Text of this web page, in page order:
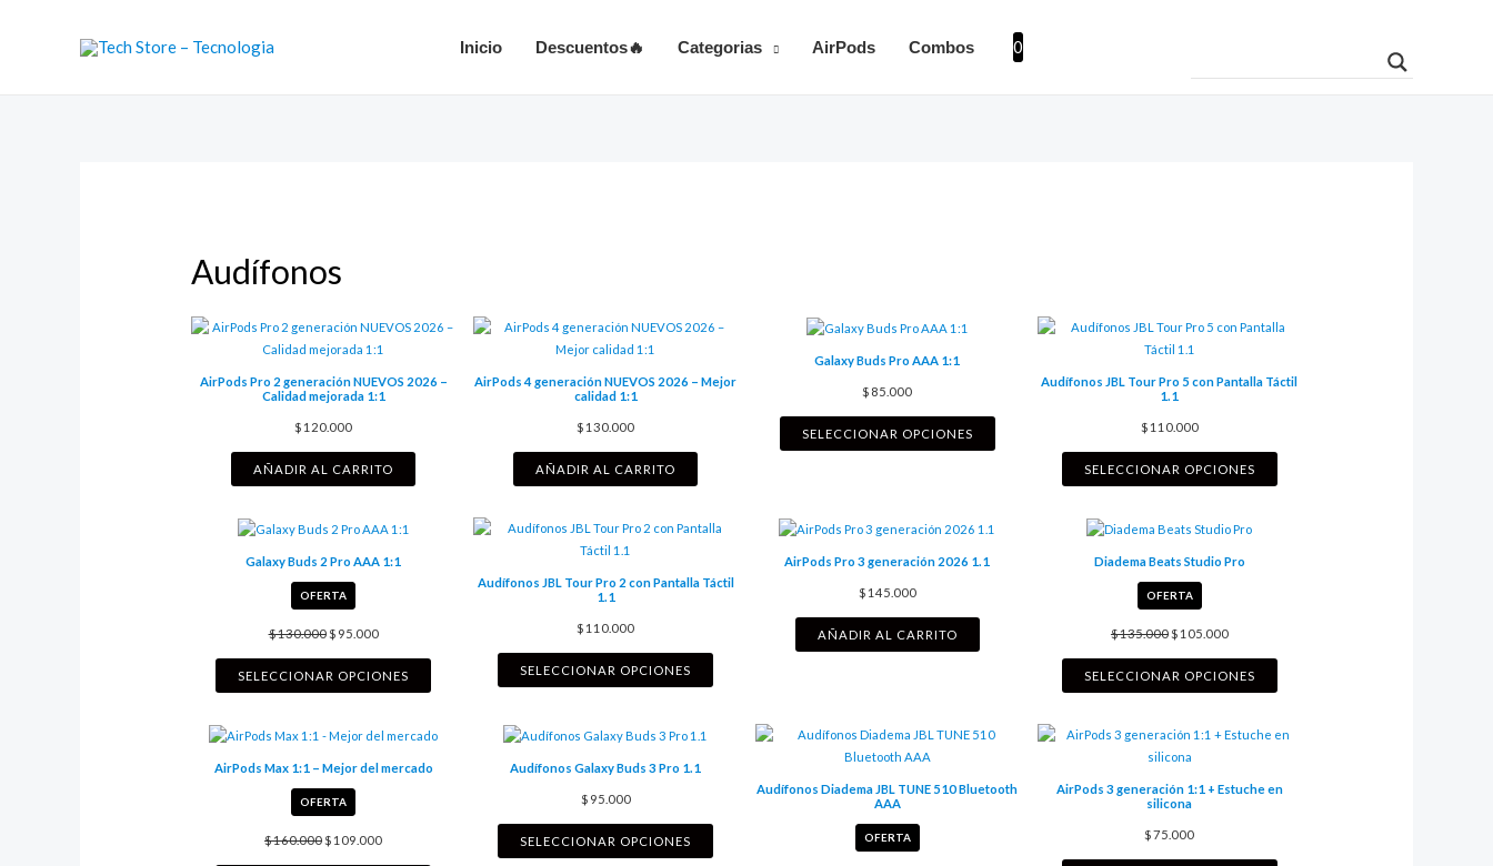
Inicio Descuentos🔥 Categorias AirPods Combos 0
Audífonos
AirPods Pro 2 generación NUEVOS 2026 –
Calidad mejorada 1:1
$ 120.000
AÑADIR AL CARRITO
AirPods 4 generación NUEVOS 2026 – Mejor
calidad 1:1
$ 130.000
AÑADIR AL CARRITO
Galaxy Buds Pro AAA 1:1
$ 85.000
SELECCIONAR OPCIONES
Audífonos JBL Tour Pro 5 con Pantalla Táctil
1.1
$110.000
SELECCIONAR OPCIONES
Galaxy Buds 2 Pro AAA 1:1
OFERTA
$130.000$95.000
SELECCIONAR OPCIONES
Audífonos JBL Tour Pro 2 con Pantalla Táctil
1.1
$ 110.000
SELECCIONAR OPCIONES
AirPods Pro 3 generación 2026 1.1
$145.000
AÑADIR AL CARRITO
Diadema Beats Studio Pro
OFERTAPRODUCTO
$135.000$105.000
SELECCIONAR OPCIONES
AirPods Max 1:1 – Mejor del mercado
OFERTA
$160.000$ 109.000
Audífonos Galaxy Buds 3 Pro 1.1
$95.000
SELECCIONAR OPCIONES
Audífonos Diadema JBL TUNE 510 Bluetooth
AAA
OFERTAPRODUCTO
REBAJADO
AirPods 3 generación 1:1 + Estuche en
silicona
$75.000